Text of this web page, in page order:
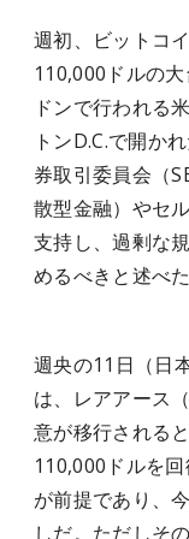
週初、ビットコ
110,000ドルの
ドンで行われる
トンD.C.で開か
券取引委員会（
散型金融）やセ
支持し、過剰な
めるべきと述べ
週央の11日（日
は、レアアース
意が移行される
110,000ドルを
が前提であり、
しだ。ただしそ